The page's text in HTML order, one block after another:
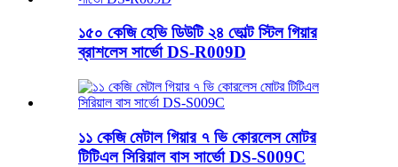
১৫০ কেজি হেভি ডিউটি ​​২৪ ভোল্ট স্টিল গিয়ার
ব্রাশলেস সার্ভো DS-R009D
১১ কেজি মেটাল গিয়ার ৭ ভি কোরলেস মোটর
টিটিএল সিরিয়াল বাস সার্ভো DS-S009C